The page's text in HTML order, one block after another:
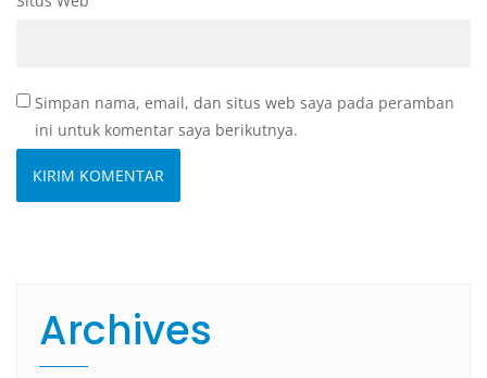
Simpan nama, email, dan situs web saya pada peramban
ini untuk komentar saya berikutnya.
Archives